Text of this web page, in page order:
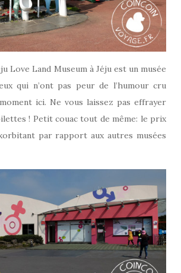
Love Land Museum à Jéju est un musée
qui n’ont pas peur de l’humour cru
ici. Ne vous laissez pas effrayer
! Petit couac tout de même: le prix
par rapport aux autres musées